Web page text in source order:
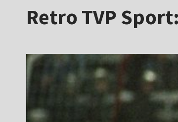
Retro TVP